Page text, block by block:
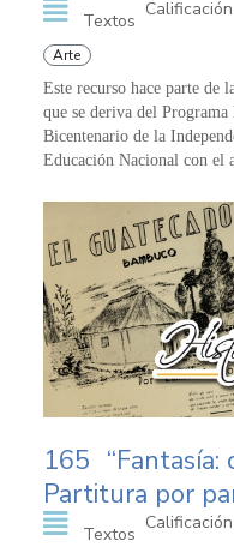
Textos
Calificación
Arte
Este recurso hace parte de
que se deriva del
Bicentenario de la
Educación Nacional con el
165 “Fantasía:
Partitura por
Textos
Calificación